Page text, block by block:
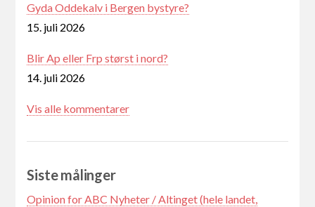
Gyda Oddekalv i Bergen bystyre?
15. juli 2026
Blir Ap eller Frp størst i nord?
14. juli 2026
Vis alle kommentarer
Siste målinger
Opinion for ABC Nyheter / Altinget (hele landet,